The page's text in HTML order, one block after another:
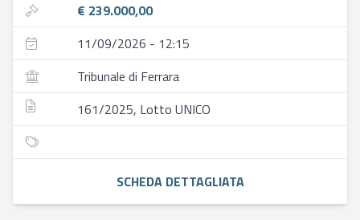
€ 239.000,00
11/09/2026 - 12:15
Tribunale di Ferrara
161/2025, Lotto UNICO
SCHEDA DETTAGLIATA